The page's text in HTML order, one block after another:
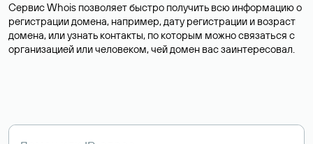
Сервис Whois позволяет быстро получить всю информацию о
регистрации домена, например, дату регистрации и возраст
домена, или узнать контакты, по которым можно связаться с
организацией или человеком, чей домен вас заинтересовал.